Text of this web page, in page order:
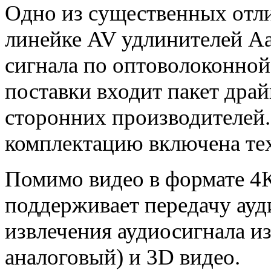
Одно из существенных
линейке AV удлинителей
сигнала по
поставки входит пакет
сторонних
комплектацию включена
Помимо видео в формате
поддерживает передачу
извлечения аудиосигнала
аналоговый) и 3D видео.